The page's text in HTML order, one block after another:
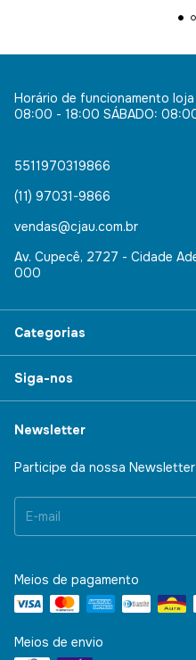
Horário de funcionamento loja
08:00 - 18:00 SÁBADO:
5511970319866
(11) 97031-9866
vendas@cjau.com.br
Av. Cupecê, 2727 - Cidade
000
Categorias
Siga-nos
Newsletter
Participe da nossa
Meios de pagamento
Meios de envio